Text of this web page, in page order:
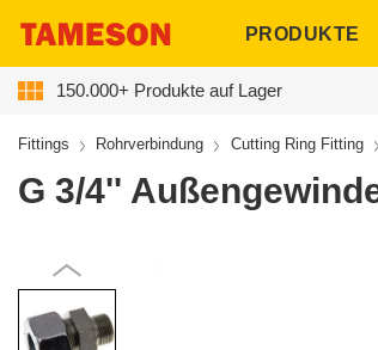
PRODUKTE
150.000+ Produkte auf Lager
Fittings Rohrverbindung Cutting Ring Fitting
G 3/4''